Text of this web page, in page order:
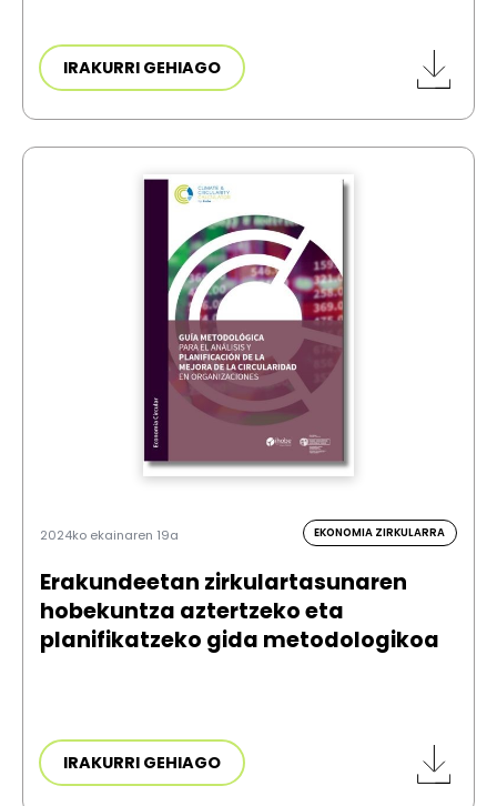
IRAKURRI GEHIAGO
2024ko ekainaren 19a EKONOMIA ZIRKULARRA
Erakundeetan zirkulartasunaren
hobekuntza aztertzeko eta
planifikatzeko gida metodologikoa
IRAKURRI GEHIAGO